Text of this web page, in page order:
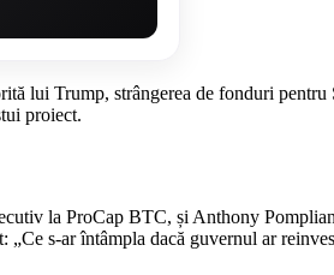
lui Trump, strângerea de fonduri
proiect.
la ProCap BTC, și Anthony
s-ar întâmpla dacă guvernul ar